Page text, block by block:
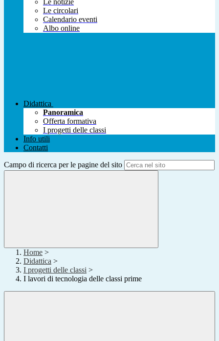
Le notizie
Le circolari
Calendario eventi
Albo online
Didattica
Panoramica
Offerta formativa
I progetti delle classi
Info utili
Contatti
Campo di ricerca per le pagine del sito
Home >
Didattica >
I progetti delle classi >
I lavori di tecnologia delle classi prime